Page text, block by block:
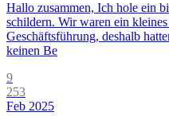
Hallo zusammen, Ich hole ein
schildern. Wir waren ein
Geschäftsführung, deshalb
keinen Be
9
253
Feb 2025